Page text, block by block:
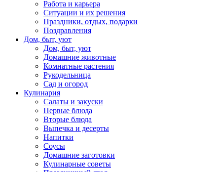
Работа и карьера
Ситуации и их решения
Праздники, отдых, подарки
Поздравления
Дом, быт, уют
Дом, быт, уют
Домашние животные
Комнатные растения
Рукодельница
Сад и огород
Кулинария
Салаты и закуски
Первые блюда
Вторые блюда
Выпечка и десерты
Напитки
Соусы
Домашние заготовки
Кулинарные советы